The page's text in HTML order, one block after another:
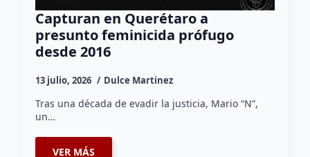
Capturan en Querétaro a
presunto feminicida prófugo
desde 2016
13 julio, 2026 Dulce Martinez
Tras una década de evadir la justicia, Mario “N”,
un…
VER MÁS